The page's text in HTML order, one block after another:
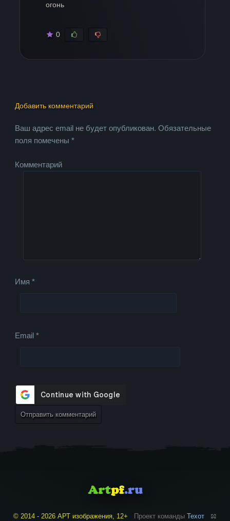
огонь
0
Добавить комментарий
Ваш адрес email не будет опубликован. Обязательные
поля помечены*
Комментарий
Имя*
Email*
© 2014 - 2026 АРТ изображения, 12+ Проект команды Техот 𝌴